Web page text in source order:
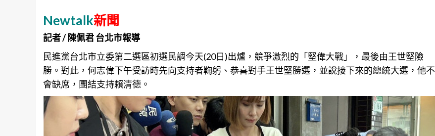
Newtalk新聞
記者 / 陳佩君 台北市報導
民進黨台北市立委第二選區初選民調今天(20日)出爐，競爭激烈的「堅偉大戰」，最後由王世堅險
勝。對此，何志偉下午受訪時先向支持者鞠躬、恭喜對手王世堅勝選，並說接下來的總統大選，他不
會缺席，團結支持賴清德。